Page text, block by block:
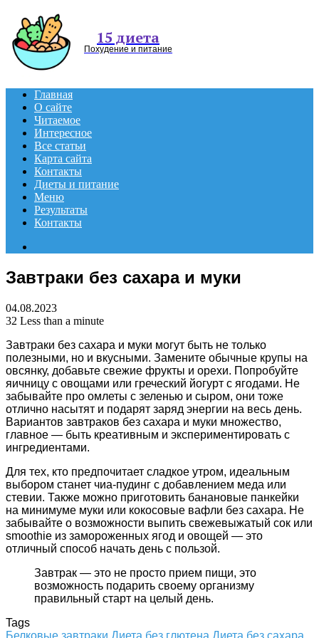
15 диета
Похудение и питание
Главная
О сайте
Читаемое
Интересное
Все статьи
Карта сайта
Контакты
Диеты и питание
Меню
Результаты
Контакты
Завтраки без сахара и муки
04.08.2023
32 Less than a minute
Завтраки без сахара и муки могут быть не только
полезными, но и вкусными. Замените обычные крупы на
овсянку, добавьте свежие фрукты и орехи. Попробуйте
яичницу с овощами или греческий йогурт с ягодами. Не
забывайте про омлеты с зеленью и сыром, они тоже
отлично насытят и подарят заряд энергии на весь день.
Вариантов завтраков без сахара и муки множество,
главное — быть креативным и экспериментировать с
ингредиентами.
Для тех, кто предпочитает сладкое утром, идеальным
выбором станет чиа-пудинг с добавлением меда или
стевии. Также можно приготовить банановые панкейки
на минимуме муки или кокосовые вафли без сахара. Не
забывайте о возможности выпить свежевыжатый сок или
smoothie из замороженных ягод и овощей — это
отличный способ начать день с пользой.
Завтрак — это не просто прием пищи, это
возможность подарить своему организму
правильный старт на целый день.
Tags
Белковые завтраки Диета без глютена Диета без сахара